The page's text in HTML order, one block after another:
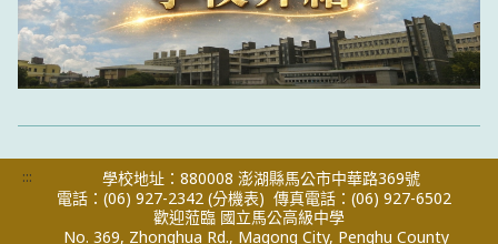
:::
學校地址：880008 澎湖縣馬公市中華路369號
電話：(06) 927-2342 (分機表) 傳真電話：(06) 927-6502
歡迎蒞臨 國立馬公高級中學
No. 369, Zhonghua Rd., Magong City, Penghu County